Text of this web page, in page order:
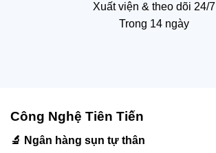
Xuất viện & theo dõi 24/7
Trong 14 ngày
Công Nghệ Tiên Tiến
🔬 Ngân hàng sụn tự thân